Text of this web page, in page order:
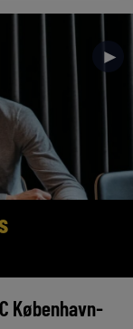
►
København-